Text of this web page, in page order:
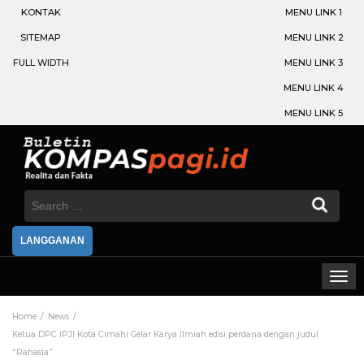
KONTAK
SITEMAP
FULL WIDTH
MENU LINK 1
MENU LINK 2
MENU LINK 3
MENU LINK 4
MENU LINK 5
Search
LANGGANAN
Home
News
Ketua DPC IPJI Kota Cimahi Gelar Karya Ilmiah edisi perdana dengan judul
“Rahasia”